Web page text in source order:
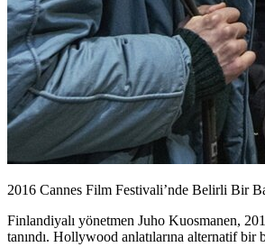
2016 Cannes Film Festivali’nde Belirli Bir
Finlandiyalı yönetmen Juho Kuosmanen,
tanındı. Hollywood anlatılarına alternatif